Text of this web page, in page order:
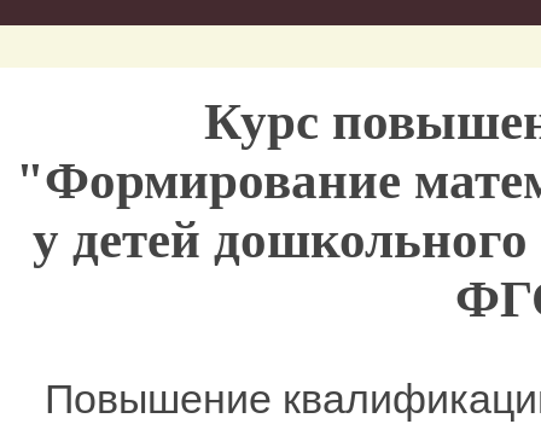
Курс
"Формирование
у детей дошкольного
Повышение